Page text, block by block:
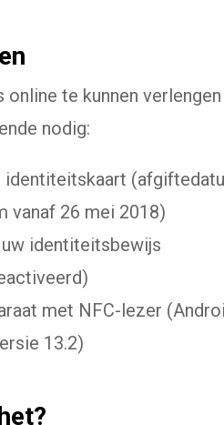
online te kunnen
nodig:
identiteitskaart
vanaf 26 mei 2018)
identiteitsbewijs
met NFC-lezer
13.2)